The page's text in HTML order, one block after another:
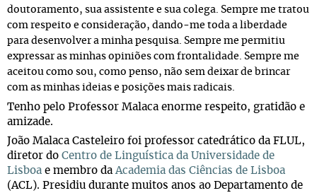
doutoramento, sua assistente e sua colega. Sempre me tratou
com respeito e consideração, dando-me toda a liberdade
para desenvolver a minha pesquisa. Sempre me permitiu
expressar as minhas opiniões com frontalidade. Sempre me
aceitou como sou, como penso, não sem deixar de brincar
com as minhas ideias e posições mais radicais.
Tenho pelo Professor Malaca enorme respeito, gratidão e
amizade.
João Malaca Casteleiro foi professor catedrático da FLUL,
diretor do Centro de Linguística da Universidade de
Lisboa e membro daAcademia das Ciências de Lisboa
(ACL). Presidiu durante muitos anos ao Departamento de